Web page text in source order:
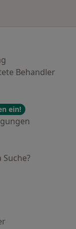
Behandler
ein!